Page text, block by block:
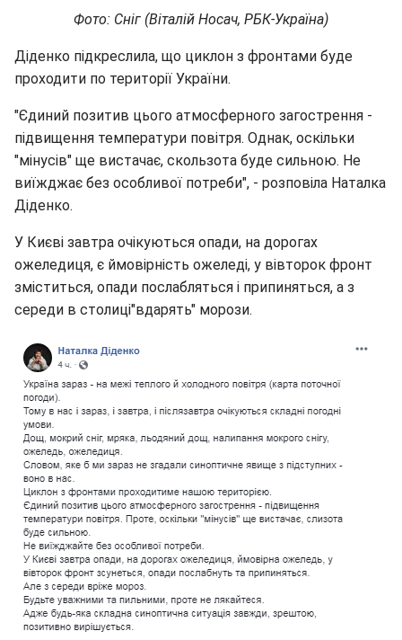
Фото: Сніг (Віталій Носач, РБК-Україна)
Діденко підкреслила, що циклон з фронтами буде
проходити по території України.
"Єдиний позитив цього атмосферного загострення -
підвищення температури повітря. Однак, оскільки
"мінусів" ще вистачає, скользота буде сильною. Не
виїжджає без особливої потреби", - розповіла Наталка
Діденко.
У Києві завтра очікуються опади, на дорогах
ожеледиця, є ймовірність ожеледі, у вівторок фронт
зміститься, опади послабляться і припиняться, а з
середи в столиці"вдарять" морози.